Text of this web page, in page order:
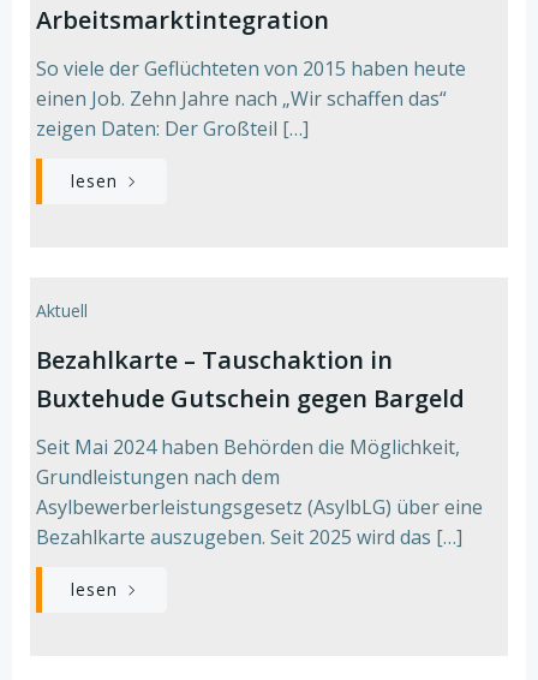
Arbeitsmarktintegration
So viele der Geflüchteten von 2015 haben heute
einen Job. Zehn Jahre nach „Wir schaffen das“
zeigen Daten: Der Großteil […]
lesen
Aktuell
Bezahlkarte – Tauschaktion in
Buxtehude Gutschein gegen Bargeld
Seit Mai 2024 haben Behörden die Möglichkeit,
Grundleistungen nach dem
Asylbewerberleistungsgesetz (AsylbLG) über eine
Bezahlkarte auszugeben. Seit 2025 wird das […]
lesen